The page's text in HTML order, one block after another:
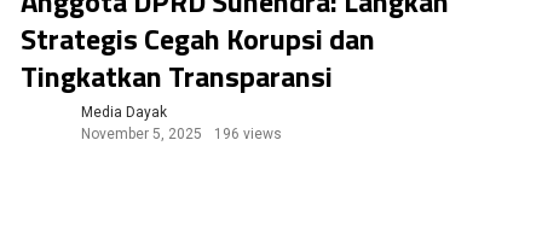
Strategis Cegah Korupsi dan
Tingkatkan Transparansi
Media Dayak
November 5, 2025
196 views